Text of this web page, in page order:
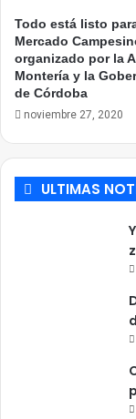
Todo está listo
Mercado
organizado por la
Montería y la
de Córdoba
noviembre 27, 2020
ULTIMAS